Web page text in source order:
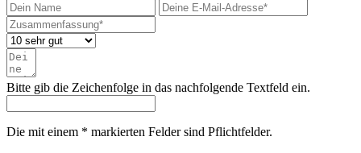
Bitte gib die Zeichenfolge in das nachfolgende Textfeld ein.
Die mit einem * markierten Felder sind Pflichtfelder.